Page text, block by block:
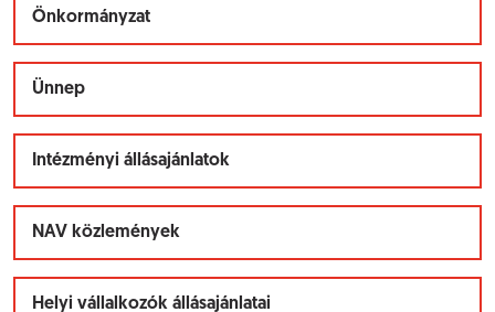
Önkormányzat
Ünnep
Intézményi állásajánlatok
NAV közlemények
Helyi vállalkozók állásajánlatai